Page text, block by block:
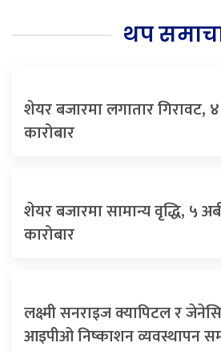
थप
शेयर बजारमा लगातार गिरावट,
कारोबार
शेयर बजारमा सामान्य वृद्धि, ५
कारोबार
लक्ष्मी सनराइज क्यापिटल र
आइपीओ निष्काशन व्यवस्थापन